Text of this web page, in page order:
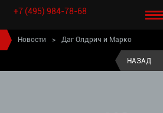
+7 (495) 984-78-68
Новости > Даг Олдрич и Марко
НАЗАД